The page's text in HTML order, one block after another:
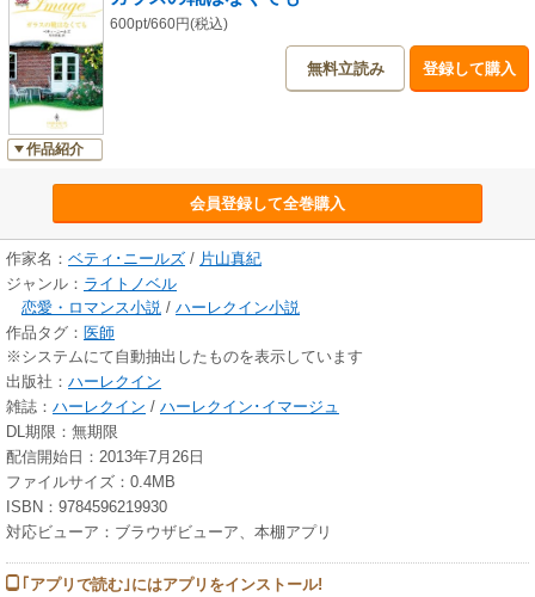
作品紹介
600pt/660円(税込)
無料立読み 登録して購入
会員登録して全巻購入
作家名： ベティ･ニールズ / 片山真紀
ジャンル： ライトノベル
恋愛・ロマンス小説 / ハーレクイン小説
作品タグ： 医師
※システムにて自動抽出したものを表示しています
出版社： ハーレクイン
雑誌： ハーレクイン / ハーレクイン･イマージュ
DL期限：無期限
配信開始日：2013年7月26日
ファイルサイズ：0.4MB
ISBN：9784596219930
対応ビューア：ブラウザビューア、本棚アプリ
｢アプリで読む｣にはアプリをインストール!